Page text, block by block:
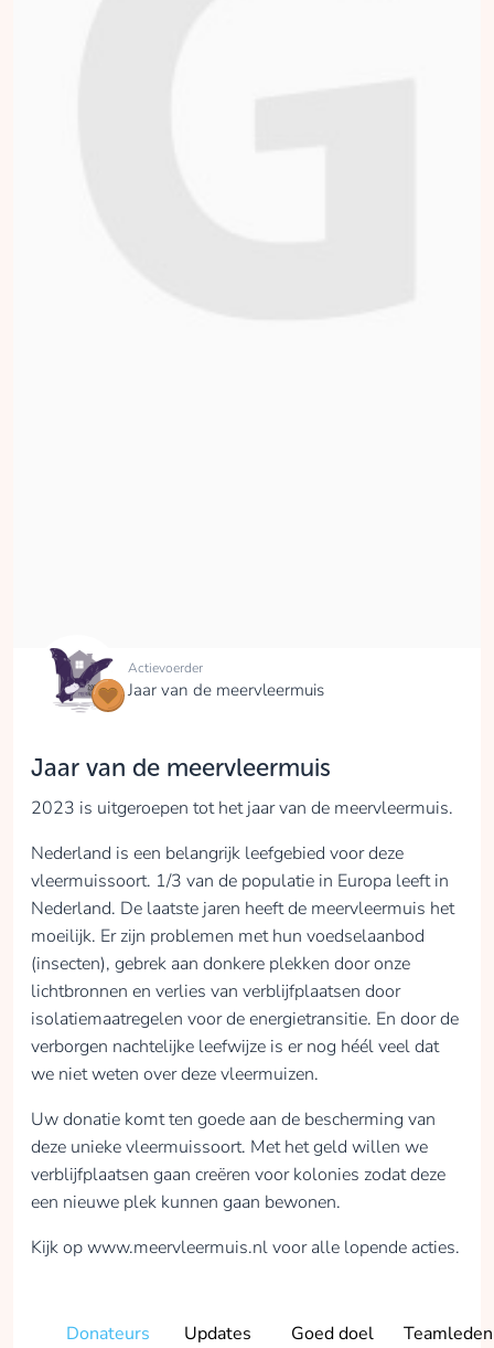
Actievoerder
Jaar van de meervleermuis
Jaar van de meervleermuis
2023 is uitgeroepen tot het jaar van de meervleermuis.
Nederland is een belangrijk leefgebied voor deze
vleermuissoort. 1/3 van de populatie in Europa leeft in
Nederland. De laatste jaren heeft de meervleermuis het
moeilijk. Er zijn problemen met hun voedselaanbod
(insecten), gebrek aan donkere plekken door onze
lichtbronnen en verlies van verblijfplaatsen door
isolatiemaatregelen voor de energietransitie. En door de
verborgen nachtelijke leefwijze is er nog héél veel dat
we niet weten over deze vleermuizen.
Uw donatie komt ten goede aan de bescherming van
deze unieke vleermuissoort. Met het geld willen we
verblijfplaatsen gaan creëren voor kolonies zodat deze
een nieuwe plek kunnen gaan bewonen.
Kijk op www.meervleermuis.nl voor alle lopende acties.
Donateurs Updates Goed doel Teamleden